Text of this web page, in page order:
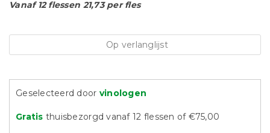
Vanaf 12 flessen 21,73 per fles
Op verlanglijst
Geselecteerd door vinologen
Gratis thuisbezorgd vanaf 12 flessen of €75,00